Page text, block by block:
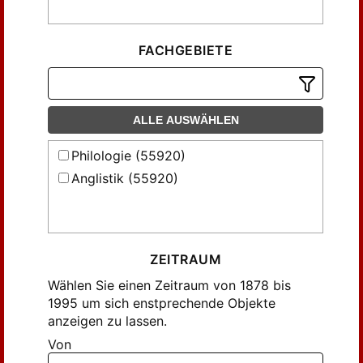
Ewig, Wilhelm (116)
Fichte, Joerg O. (109)
Fischer, Willi (119)
Flasdieck, Hermann M. (715)
Flügel, Ewald (806)
Fricker, Robert (152)
Förster, Max (495)
Galinsky, Hans (107)
Gneuss, Helmut (302)
Goetsch, Paul (107)
Gretsch, Mechthild (205)
Göller, Karl Heinz (177)
Görlach, Manfred (124)
FACHGEBIETE
ALLE AUSWÄHLEN
Philologie (55920)
Anglistik (55920)
ZEITRAUM
Wählen Sie einen Zeitraum von 1878 bis
1995 um sich enstprechende Objekte
anzeigen zu lassen.
Von